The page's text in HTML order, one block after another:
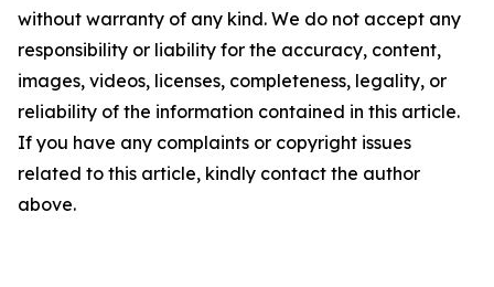
without warranty of any kind. We do not accept any
responsibility or liability for the accuracy, content,
images, videos, licenses, completeness, legality, or
reliability of the information contained in this article.
If you have any complaints or copyright issues
related to this article, kindly contact the author
above.